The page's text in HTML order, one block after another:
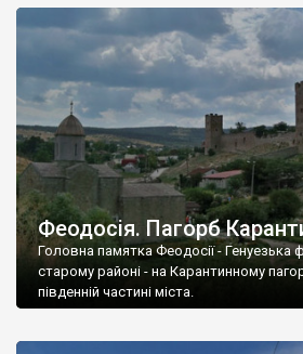
Феодосія. Пагорб
Головна памятка Феодосії - Генуезька
старому районі - на Карантинному
південній частині міста.